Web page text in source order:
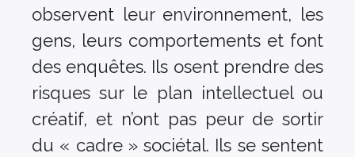
observent leur environnement, les
gens, leurs comportements et font
des enquêtes. Ils osent prendre des
risques sur le plan intellectuel ou
créatif, et n’ont pas peur de sortir
du « cadre » sociétal. Ils se sentent